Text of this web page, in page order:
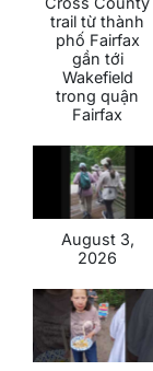
trail từ thành
phố Fairfax
gần tới
Wakefield
trong quận
Fairfax
August 3,
2026